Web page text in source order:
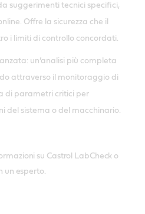
suggerimenti tecnici specifici,
Offre la sicurezza che il
i limiti di controllo concordati.
un’analisi più completa
attraverso il monitoraggio di
di parametri critici per
del sistema o del macchinario.
su Castrol LabCheck o
un esperto.